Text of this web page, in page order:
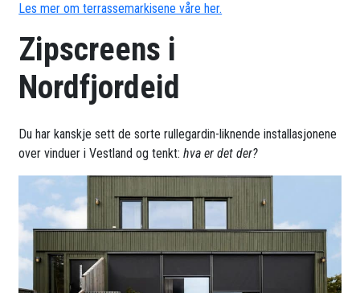
Les mer om terrassemarkisene våre her.
Zipscreens i
Nordfjordeid
Du har kanskje sett de sorte rullegardin-liknende installasjonene
over vinduer i Vestland og tenkt:hva er det der?